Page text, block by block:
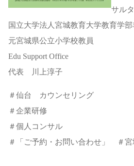
サル
国立大学法人宮城教育大学教育学
元宮城県公立小学校教員
Edu Support Office
代表 川上淳子
＃仙台 カウンセリング
＃企業研修
＃個人コンサル
＃「ご予約・お問い合わせ」 ＃宮